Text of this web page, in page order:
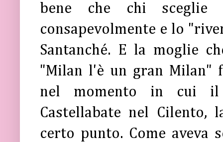
bene che chi
consapevolmente e lo
Santanché. E la moglie
"Milan l'è un gran Milan"
nel momento in cui il
Castellabate nel Cilento,
certo punto. Come aveva